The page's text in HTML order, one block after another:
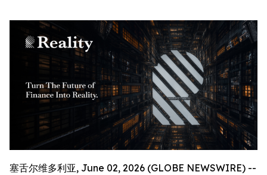
塞舌尔维多利亚, June 02, 2026 (GLOBE NEWSWIRE) --